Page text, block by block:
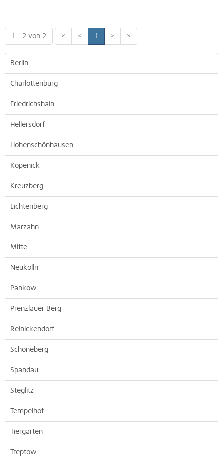
1 - 2 von 2 « < 1 > »
Berlin
Charlottenburg
Friedrichshain
Hellersdorf
Hohenschönhausen
Köpenick
Kreuzberg
Lichtenberg
Marzahn
Mitte
Neukölln
Pankow
Prenzlauer Berg
Reinickendorf
Schöneberg
Spandau
Steglitz
Tempelhof
Tiergarten
Treptow